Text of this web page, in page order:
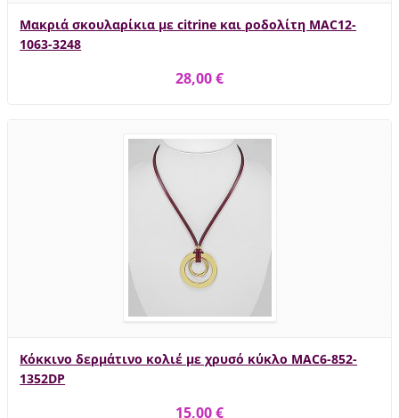
Μακριά σκουλαρίκια με citrine και ροδολίτη MAC12-
1063-3248
28,00 €
Κόκκινο δερμάτινο κολιέ με χρυσό κύκλο MAC6-852-
1352DP
15,00 €